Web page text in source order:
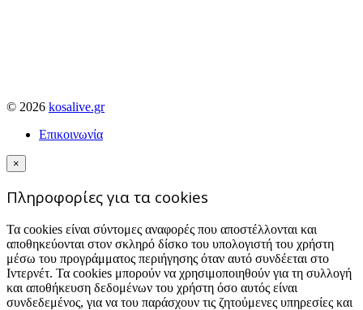
© 2026 kosalive.gr
Επικοινωνία
×
Πληροφορίες για τα cookies
Τα cookies είναι σύντομες αναφορές που αποστέλλονται και
αποθηκεύονται στον σκληρό δίσκο του υπολογιστή του χρήστη
μέσω του προγράμματος περιήγησης όταν αυτό συνδέεται στο
Ιντερνέτ. Τα cookies μπορούν να χρησιμοποιηθούν για τη συλλογή
και αποθήκευση δεδομένων του χρήστη όσο αυτός είναι
συνδεδεμένος, για να του παράσχουν τις ζητούμενες υπηρεσίες και